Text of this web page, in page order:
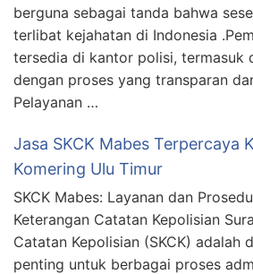
berguna sebagai tanda bahwa
terlibat kejahatan di Indonesia
tersedia di kantor polisi, termasuk
dengan proses yang transparan
Pelayanan …
Jasa SKCK Mabes Terpercaya
Komering Ulu Timur
SKCK Mabes: Layanan dan
Keterangan Catatan Kepolisian
Catatan Kepolisian (SKCK) adalah
penting untuk berbagai proses